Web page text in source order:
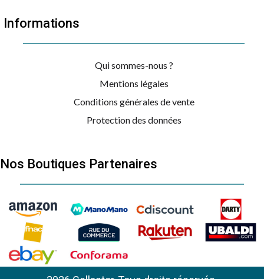
Informations
Qui sommes-nous ?
Mentions légales
Conditions générales de vente
Protection des données
Nos Boutiques Partenaires